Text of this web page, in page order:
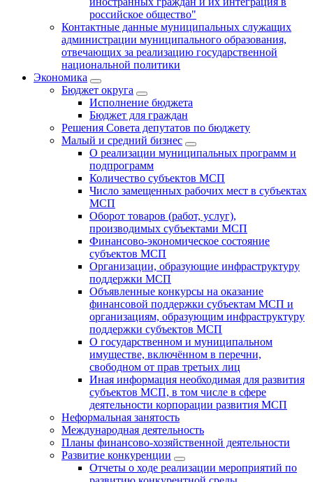
российское общество"
Контактные данные муниципальных служащих
администрации муниципального образования,
отвечающих за реализацию государственной
национальной политики
Экономика
Бюджет округa
Исполнение бюджета
Бюджет для граждан
Решения Совета депутатов по бюджету
Малый и средний бизнес
О реализации муниципальных программ и
подпрограмм
Количество субъектов МСП
Число замещенных рабочих мест в субъектах
МСП
Оборот товаров (работ, услуг),
производимых субъектами МСП
Финансово-экономическое состояние
субъектов МСП
Организации, образующие инфраструктуру
поддержки МСП
Объявленные конкурсы на оказание
финансовой поддержки субъектам МСП и
организациям, образующим инфраструктуру
поддержки субъектов МСП
О государственном и муниципальном
имуществе, включённом в перечни,
свободном от прав третьих лиц
Иная информация необходимая для развития
субъектов МСП, в том числе в сфере
деятельности корпорации развития МСП
Неформальная занятость
Международная деятельность
Планы финансово-хозяйственной деятельности
Развитие конкуренции
Отчеты о ходе реализации мероприятий по